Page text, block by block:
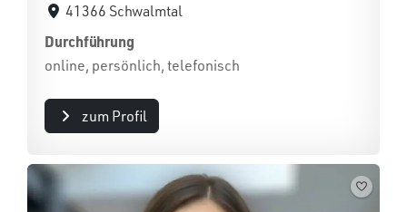
41366 Schwalmtal
Durchführung
online, persönlich, telefonisch
zum Profil